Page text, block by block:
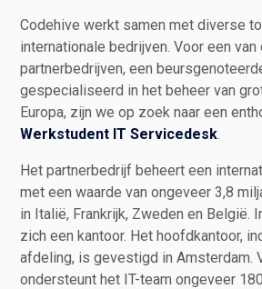
Codehive werkt samen met diverse
internationale bedrijven. Voor een van
partnerbedrijven, een
gespecialiseerd in het beheer van
Europa, zijn we op zoek naar een
Werkstudent IT Servicedesk.
Het partnerbedrijf beheert een
met een waarde van ongeveer 3,8
in Italië, Frankrijk, Zweden en België.
zich een kantoor. Het hoofdkantoor,
afdeling, is gevestigd in Amsterdam.
ondersteunt het IT-team ongeveer